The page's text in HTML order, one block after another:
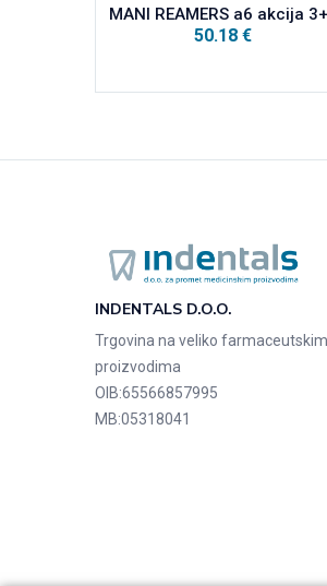
MANI REAMERS a6 akcija
50.18 €
INDENTALS D.O.O.
Trgovina na veliko farmaceutskim
proizvodima
OIB:65566857995
MB:05318041